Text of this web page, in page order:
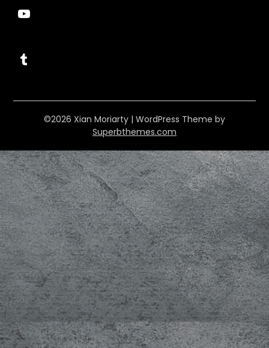
YouTube
Tumblr
©2026 Xian Moriarty | WordPress Theme by
Superbthemes.com